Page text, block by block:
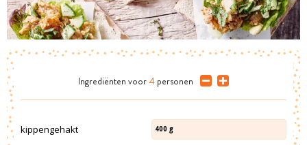
Ingrediënten voor 4 personen
kippengehakt 400 g